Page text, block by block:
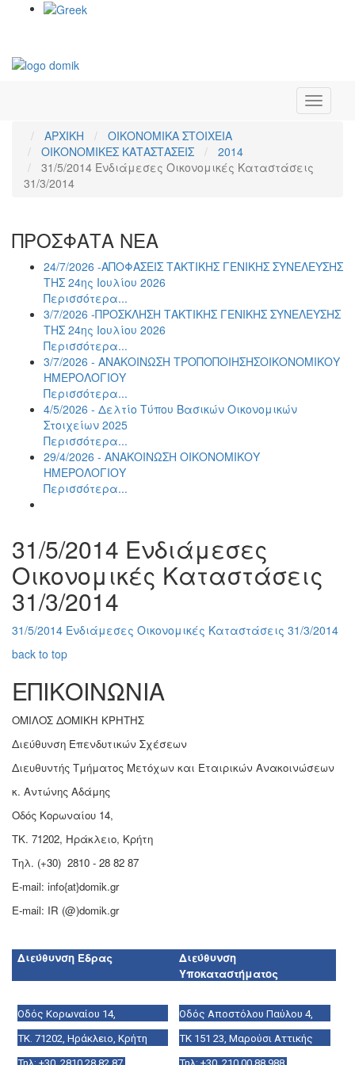
Toggle
ΑΡΧΙΚΗ
ΟΙΚΟΝΟΜΙΚΑ ΣΤΟΙΧΕΙΑ
ΟΙΚΟΝΟΜΙΚΕΣ ΚΑΤΑΣΤΑΣΕΙΣ
2014
31/5/2014 Ενδιάμεσες Οικονομικές Καταστάσεις
31/3/2014
ΠΡΟΣΦΑΤΑ ΝΕΑ
24/7/2026 -ΑΠΟΦΑΣΕΙΣ ΤΑΚΤΙΚΗΣ ΓΕΝΙΚΗΣ ΣΥΝΕΛΕΥΣΗΣ
ΤΗΣ 24ης Ιουλίου 2026
Περισσότερα...
3/7/2026 -ΠΡΟΣΚΛΗΣΗ ΤΑΚΤΙΚΗΣ ΓΕΝΙΚΗΣ ΣΥΝΕΛΕΥΣΗΣ
ΤΗΣ 24ης Ιουλίου 2026
Περισσότερα...
3/7/2026 - ΑΝΑΚΟΙΝΩΣH ΤΡΟΠΟΠΟΙΗΣΗΣΟΙΚΟΝΟΜΙΚΟΥ
ΗΜΕΡΟΛΟΓΙΟΥ
Περισσότερα...
4/5/2026 - Δελτίο Τύπου Βασικών Οικονομικών
Στοιχείων 2025
Περισσότερα...
29/4/2026 - ΑΝΑΚΟΙΝΩΣH ΟΙΚΟΝΟΜΙΚΟΥ
ΗΜΕΡΟΛΟΓΙΟΥ
Περισσότερα...
31/5/2014 Ενδιάμεσες
Οικονομικές Καταστάσεις
31/3/2014
31/5/2014 Ενδιάμεσες Οικονομικές Καταστάσεις 31/3/2014
back to top
ΕΠΙΚΟΙΝΩΝΙΑ
ΟΜΙΛΟΣ ΔΟΜΙΚΗ ΚΡΗΤΗΣ
Διεύθυνση Επενδυτικών Σχέσεων
Διευθυντής Τμήματος Μετόχων και Εταιρικών Ανακοινώσεων
κ. Αντώνης Αδάμης
Οδός Κορωναίου 14,
ΤΚ. 71202, Ηράκλειο, Κρήτη
Τηλ. (+30) 2810 - 28 82 87
E-mail: info{at}domik.gr
E-mail: IR (@)domik.gr
Διεύθυνση Έδρας
Διεύθυνση
Υποκαταστήματος
Οδός Κορωναίου 14,
ΤΚ. 71202, Ηράκλειο, Κρήτη
Οδός Αποστόλου Παύλου 4,
ΤΚ 151 23, Μαρούσι Αττικής